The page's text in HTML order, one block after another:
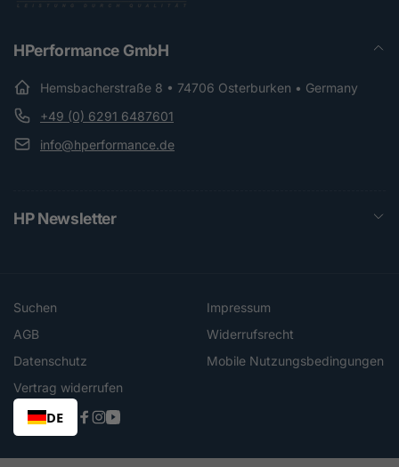
HPerformance GmbH
Hemsbacherstraße 8 • 74706 Osterburken • Germany
+49 (0) 6291 6487601
info@hperformance.de
HP Newsletter
Suchen
Impressum
AGB
Widerrufsrecht
Datenschutz
Mobile Nutzungsbedingungen
Vertrag widerrufen
DE
Facebook
Instagram
YouTube